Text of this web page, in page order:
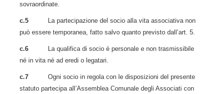
sovraordinate.
c.5
La partecipazione del socio alla vita associativa non
può essere temporanea, fatto salvo quanto previsto dall’art. 5.
c.6 La qualifica di socio è personale e non trasmissibile
né in vita né ad eredi o legatari.
c.7 Ogni socio in regola con le disposizioni del presente
statuto partecipa all’Assemblea Comunale degli Associati con